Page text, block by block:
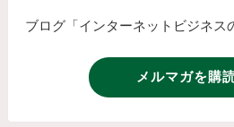
ブログ「インターネットビジネス
メルマガを購